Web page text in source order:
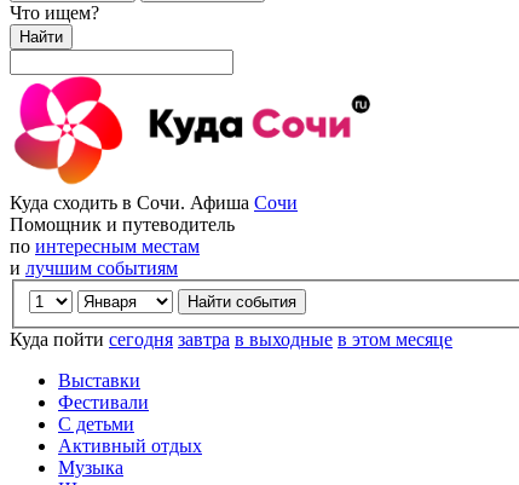
Что ищем?
Найти
Куда сходить в Сочи. Афиша Сочи
Помощник и путеводитель
по интересным местам
и лучшим событиям
Куда пойти сегодня завтра в выходные в этом месяце
Выставки
Фестивали
С детьми
Активный отдых
Музыка